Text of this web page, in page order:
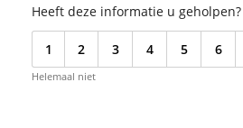
Heeft deze informatie u geholpen?
1 2 3 4 5 6
Helemaal niet